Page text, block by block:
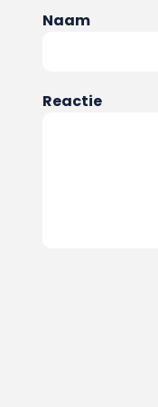
Naam
Reactie